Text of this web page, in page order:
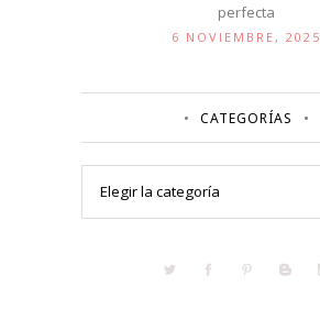
perfecta
6 NOVIEMBRE, 2025
CATEGORÍAS